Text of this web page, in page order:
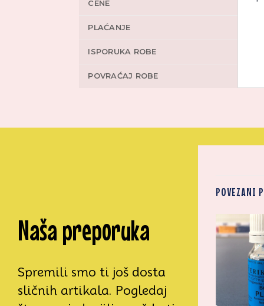
CENE
PLAĆANJE
ISPORUKA ROBE
POVRAĆAJ ROBE
Naša preporuka
Spremili smo ti još dosta
sličnih artikala. Pogledaj
POVEZANI
Zaprati